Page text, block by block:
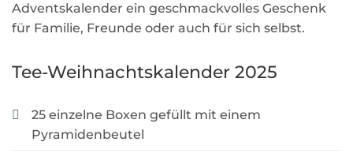
Adventskalender ein geschmackvolles Geschenk
für Familie, Freunde oder auch für sich selbst.
Tee-Weihnachtskalender 2025
25 einzelne Boxen gefüllt mit einem
Pyramidenbeutel